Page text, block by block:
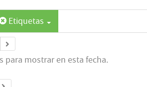
Etiquetas
para mostrar en esta fecha.